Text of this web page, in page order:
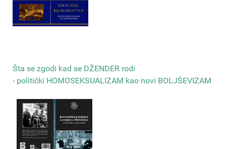
Šta se zgodi kad se DŽENDER rodi
- politički HOMOSEKSUALIZAM kao novi BOLJŠEVIZAM